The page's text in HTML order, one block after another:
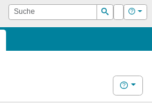
Suche
Suchen
Login Hilfe
Hilfe